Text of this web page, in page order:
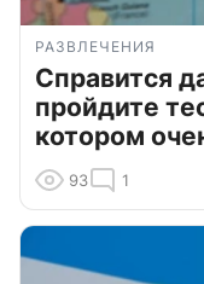
РАЗВЛЕЧЕНИЯ
Справится
пройдите
котором
93 1